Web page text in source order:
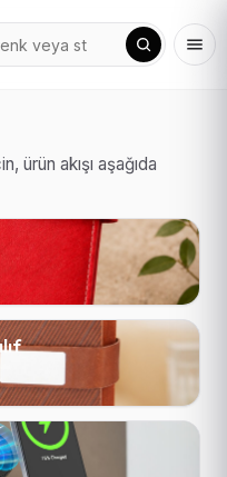
ürün akışı aşağıda